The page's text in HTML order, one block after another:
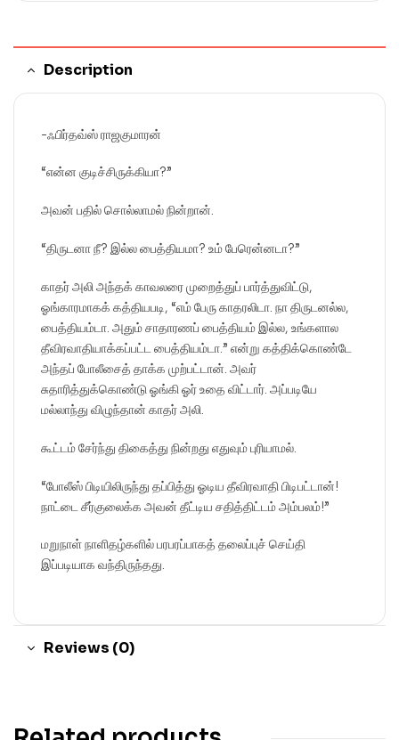
Description
-ஃபிர்தவ்ஸ் ராஜகுமாரன்
“என்ன குடிச்சிருக்கியா?”
அவன் பதில் சொல்லாமல் நின்றான்.
“திருடனா நீ? இல்ல பைத்தியமா? உம் பேரென்னடா?”
காதர் அலி அந்தக் காவலரை முறைத்துப் பார்த்துவிட்டு,
ஓங்காரமாகக் கத்தியபடி, “எம் பேரு காதரலிடா. நா திருடனல்ல,
பைத்தியம்டா. அதும் சாதாரணப் பைத்தியம் இல்ல, உங்களால
தீவிரவாதியாக்கப்பட்ட பைத்தியம்டா.” என்று கத்திக்கொண்டே
அந்தப் போலீசைத் தாக்க முற்பட்டான். அவர்
சுதாரித்துக்கொண்டு ஓங்கி ஓர் உதை விட்டார். அப்படியே
மல்லாந்து விழுந்தான் காதர் அலி.
கூட்டம் சேர்ந்து திகைத்து நின்றது எதுவும் புரியாமல்.
“போலீஸ் பிடியிலிருந்து தப்பித்து ஓடிய தீவிரவாதி பிடிபட்டான்!
நாட்டை சீர்குலைக்க அவன் தீட்டிய சதித்திட்டம் அம்பலம்!”
மறுநாள் நாளிதழ்களில் பரபரப்பாகத் தலைப்புச் செய்தி
இப்படியாக வந்திருந்தது.
Reviews (0)